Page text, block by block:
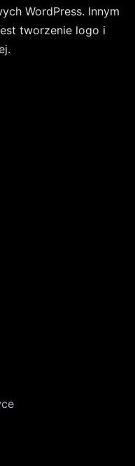
WordPress. Innym
tworzenie logo i